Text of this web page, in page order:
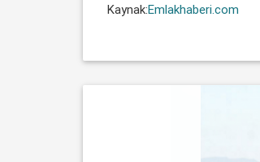
Kaynak:Emlakhaberi.com